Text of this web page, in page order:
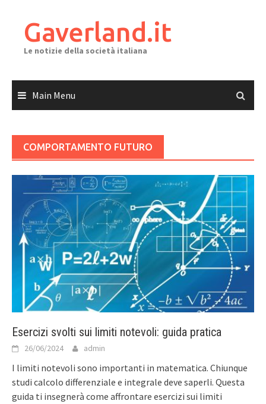
contentGaverland.it
Le notizie della società italiana
Main Menu
COMPORTAMENTO FUTURO
Esercizi svolti sui limiti notevoli: guida pratica
26/06/2024 admin
I limiti notevoli sono importanti in matematica. Chiunque
studi calcolo differenziale e integrale deve saperli. Questa
guida ti insegnerà come affrontare esercizi sui limiti